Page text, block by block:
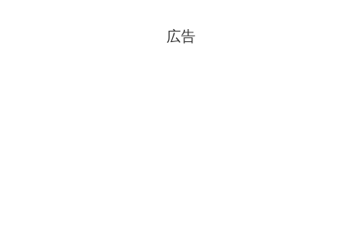
広告